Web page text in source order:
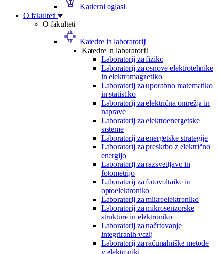
Karierni oglasi
O fakulteti
O fakulteti
Katedre in laboratoriji
Katedre in laboratoriji
Laboratorij za fiziko
Laboratorij za osnove elektrotehnike
in elektromagnetiko
Laboratorij za uporabno matematiko
in statistiko
Laboratorij za električna omrežja in
naprave
Laboratorij za elektroenergetske
sisteme
Laboratorij za energetske strategije
Laboratorij za preskrbo z električno
energijo
Laboratorij za razsvetljavo in
fotometrijo
Laboratorij za fotovoltaiko in
optoelektroniko
Laboratorij za mikroelektroniko
Laboratorij za mikrosenzorske
strukture in elektroniko
Laboratorij za načrtovanje
integriranih vezij
Laboratorij za računalniške metode
v elektroniki